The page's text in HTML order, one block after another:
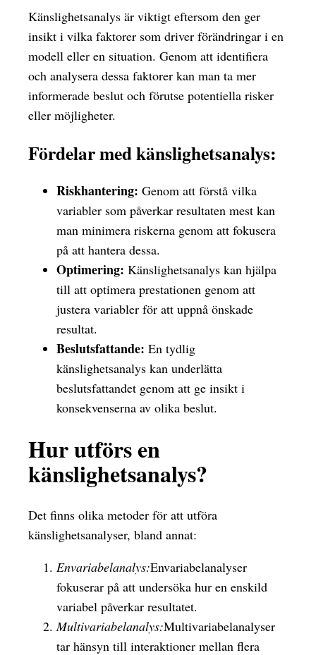
Känslighetsanalys är viktigt eftersom den ger
insikt i vilka faktorer som driver förändringar i en
modell eller en situation. Genom att identifiera
och analysera dessa faktorer kan man ta mer
informerade beslut och förutse potentiella risker
eller möjligheter.
Fördelar med känslighetsanalys:
Riskhantering: Genom att förstå vilka
variabler som påverkar resultaten mest kan
man minimera riskerna genom att fokusera
på att hantera dessa.
Optimering: Känslighetsanalys kan hjälpa
till att optimera prestationen genom att
justera variabler för att uppnå önskade
resultat.
Beslutsfattande: En tydlig
känslighetsanalys kan underlätta
beslutsfattandet genom att ge insikt i
konsekvenserna av olika beslut.
Hur utförs en
känslighetsanalys?
Det finns olika metoder för att utföra
känslighetsanalyser, bland annat:
Envariabelanalys:Envariabelanalyser
fokuserar på att undersöka hur en enskild
variabel påverkar resultatet.
Multivariabelanalys:Multivariabelanalyser
tar hänsyn till interaktioner mellan flera